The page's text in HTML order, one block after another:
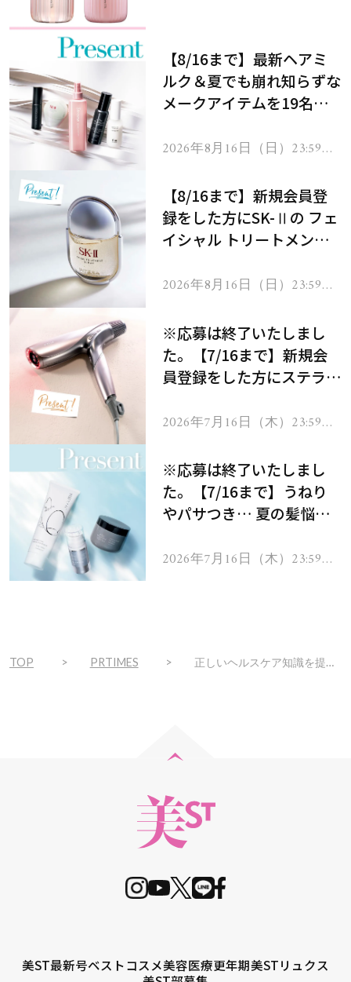
【8/16まで】最新ヘアミ
ルク＆夏でも崩れ知らずな
メークアイテムを19名様
2026年8月16日（日）23:59ま
【8/16まで】新規会員登
録をした方にSK-Ⅱの フェ
イシャル トリートメント
2026年8月16日（日）23:59ま
※応募は終了いたしまし
た。【7/16まで】新規会
員登録をした方にステラボ
ヘアドライヤー ジュエル
2026年7月16日（木）23:59ま
※応募は終了いたしまし
た。【7/16まで】うねり
やパサつき… 夏の髪悩み
ムを13名様にプレゼン
2026年7月16日（木）23:59ま
TOP PRTIMES 正しいヘルスケア知識を提供し女性の活躍を支援！ミュゼプラチナム×グレイスグループ『プレコンセプションケアプロジェクト』開始
美ST最新号ベストコスメ美容医療更年期美STリュクス